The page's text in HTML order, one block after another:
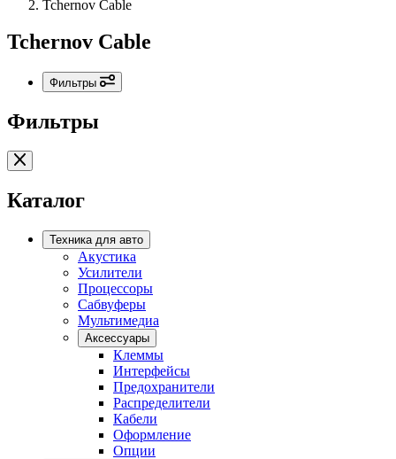
Tchernov Cable
Tchernov Cable
Фильтры
Фильтры
Каталог
Техника для авто
Акустика
Усилители
Процессоры
Сабвуферы
Мультимедиа
Аксессуары
Клеммы
Интерфейсы
Предохранители
Распределители
Кабели
Оформление
Опции